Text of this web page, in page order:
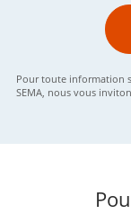
Pour toute information
SEMA, nous vous